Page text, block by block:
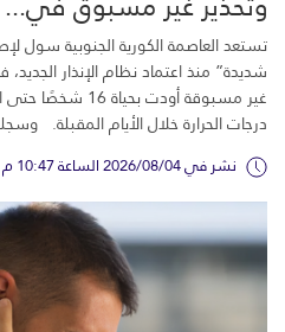
تستعد العاصمة الكورية الجنوبية سول
شديدة” منذ اعتماد نظام الإنذار
غير مسبوقة أودت
درجات الحرارة خلال الأيام المقبلة.
نشر في 2026/08/04 الساعة 10:47 م